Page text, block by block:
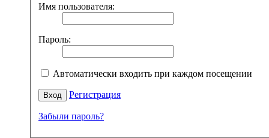
Имя пользователя:
Пароль:
Автоматически входить при каждом посещении
Регистрация
Забыли пароль?